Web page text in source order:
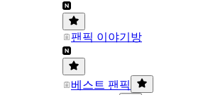
팬픽 이야기방
베스트 팬픽